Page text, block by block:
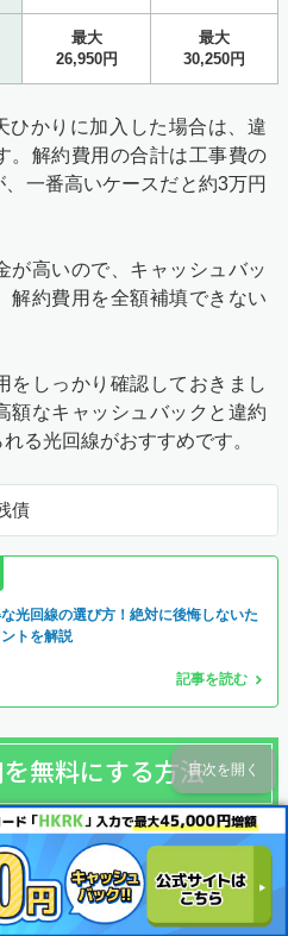
最大
26,950円
最大
30,250円
ひかりに加入した場合は、違
。解約費用の合計は工事費の
一番高いケースだと約3万円
が高いので、キャッシュバッ
解約費用を全額補填できない
をしっかり確認しておきまし
額なキャッシュバックと違約
る光回線がおすすめです。
債
光回線の選び方！絶対に後悔しないた
トを解説
記事を読む
無料にする方法目次を開く